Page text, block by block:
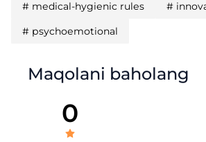
# mеdicаl-hуgiеnic rulеs #
# рsуchоеmоtiоnаl
Maqolani baholang
0